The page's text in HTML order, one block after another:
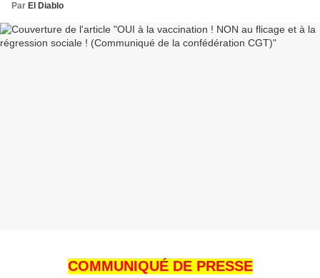
Par El Diablo
COMMUNIQUÉ DE PRESSE